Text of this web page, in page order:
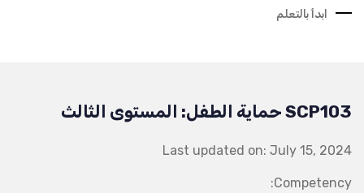
ابدأ بالتعلم
SCP103 حماية الطفل: المستوى الثالث
Last updated on: July 15, 2024
Competency: